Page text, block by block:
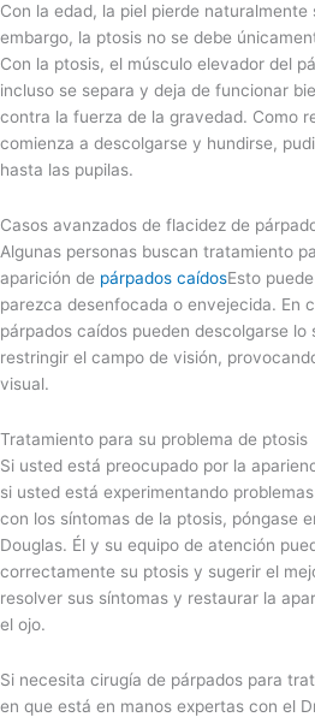
Con la edad, la piel pierde naturalmente
embargo, la ptosis no se debe
Con la ptosis, el músculo elevador del
incluso se separa y deja de funcionar
contra la fuerza de la gravedad. Como
comienza a descolgarse y hundirse,
hasta las pupilas.
Casos avanzados de flacidez de
Algunas personas buscan tratamiento
aparición de párpados caídosEsto
parezca desenfocada o envejecida. En
párpados caídos pueden descolgarse
restringir el campo de visión,
visual.
Tratamiento para su problema de ptosis
Si usted está preocupado por la
si usted está experimentando
con los síntomas de la ptosis, póngase
Douglas. Él y su equipo de atención
correctamente su ptosis y sugerir el
resolver sus síntomas y restaurar la
el ojo.
Si necesita cirugía de párpados para
en que está en manos expertas con el